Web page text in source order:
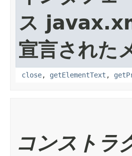
ス
宣言された
close, getElementText ,
コンストラ